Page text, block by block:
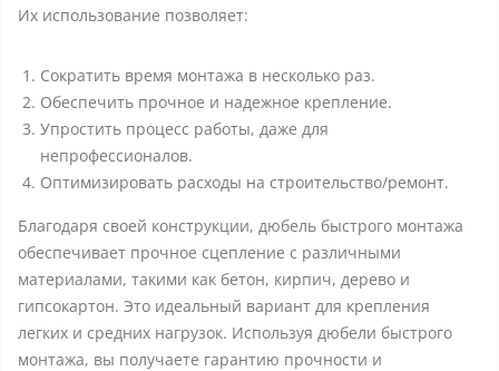
Их использование позволяет:
Сократить время монтажа в несколько раз.
Обеспечить прочное и надежное крепление.
Упростить процесс работы, даже для
непрофессионалов.
Оптимизировать расходы на строительство/ремонт.
Благодаря своей конструкции, дюбель быстрого монтажа
обеспечивает прочное сцепление с различными
материалами, такими как бетон, кирпич, дерево и
гипсокартон. Это идеальный вариант для крепления
легких и средних нагрузок. Используя дюбели быстрого
монтажа, вы получаете гарантию прочности и